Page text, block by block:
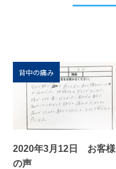
背中の痛み
2020年3月12日 お客様
の声